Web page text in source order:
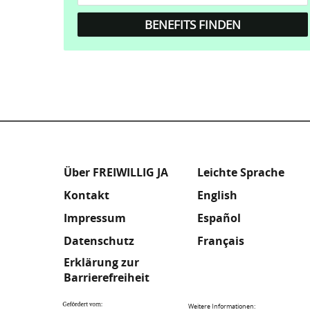
Fußzeile
Über FREIWILLIG JA
Kontakt
Impressum
Datenschutz
Erklärung zur
Barrierefreiheit
Meta
Footer
Leichte Sprache
English
Español
Français